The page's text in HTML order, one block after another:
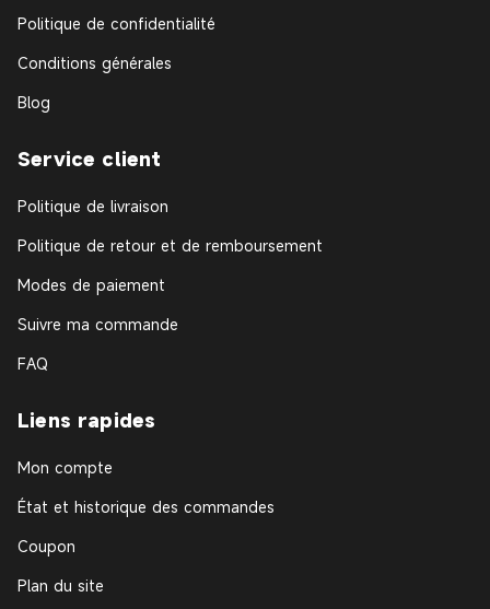
Politique de confidentialité
Conditions générales
Blog
Service client
Politique de livraison
Politique de retour et de remboursement
Modes de paiement
Suivre ma commande
FAQ
Liens rapides
Mon compte
État et historique des commandes
Coupon
Plan du site